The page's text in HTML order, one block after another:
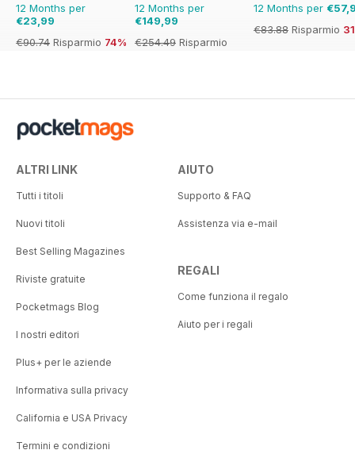
12 Months per
€23,99
€90.74 Risparmio 74%
12 Months per
€149,99
€254.49 Risparmio
12 Months per
€83.88 Risparmio
ALTRI LINK
Tutti i titoli
Nuovi titoli
Best Selling Magazines
Riviste gratuite
Pocketmags Blog
I nostri editori
Plus+ per le aziende
Informativa sulla privacy
California e USA Privacy
Termini e condizioni
AIUTO
Supporto & FAQ
Assistenza via e-mail
REGALI
Come funziona il regalo
Aiuto per i regali